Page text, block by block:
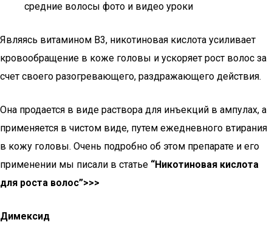
средние волосы фото и видео уроки
Являясь витамином В3, никотиновая кислота усиливает
кровообращение в коже головы и ускоряет рост волос за
счет своего разогревающего, раздражающего действия.
Она продается в виде раствора для инъекций в ампулах, а
применяется в чистом виде, путем ежедневного втирания
в кожу головы. Очень подробно об этом препарате и его
применении мы писали в статье “Никотиновая кислота
для роста волос”>>>
Димексид